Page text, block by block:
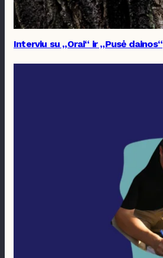
Interviu su „Orai“ ir „Pusė dainos“